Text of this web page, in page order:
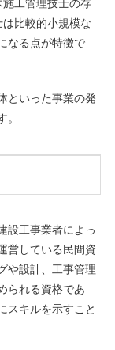
工管理技士の存
比較的小規模な
なる点が特徴で
といった事業の発
設工事業者によっ
営している民間資
や設計、工事管理
られる資格であ
スキルを示すこと